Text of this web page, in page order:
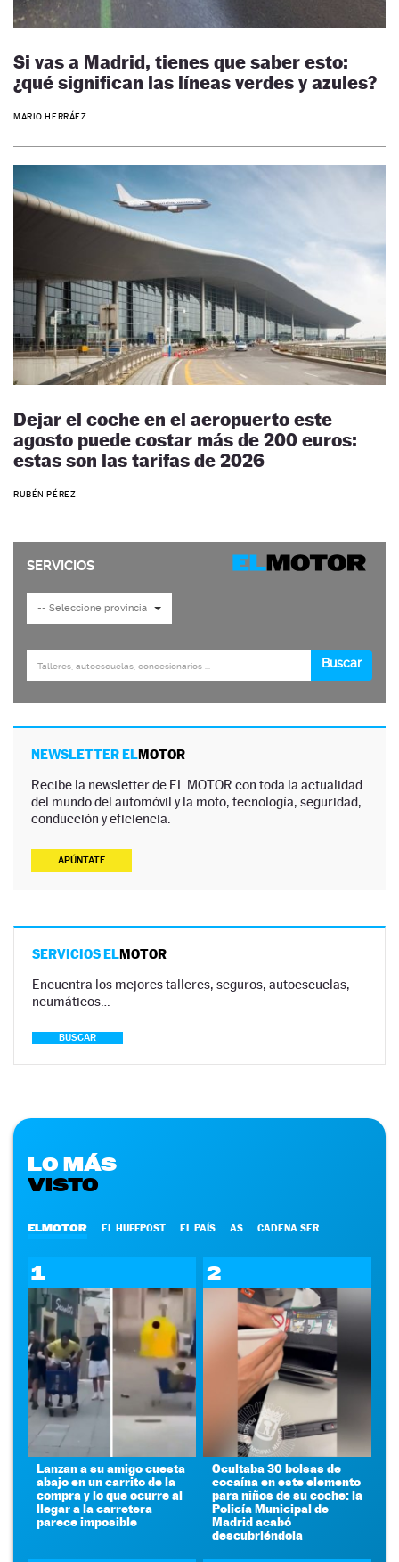
Si vas a Madrid, tienes que saber esto:
¿qué significan las líneas verdes y azules?
MARIO HERRÁEZ
Dejar el coche en el aeropuerto este
agosto puede costar más de 200 euros:
estas son las tarifas de 2026
RUBÉN PÉREZ
NEWSLETTER ELMOTOR
Recibe la newsletter de EL MOTOR con toda la actualidad
del mundo del automóvil y la moto, tecnología, seguridad,
conducción y eficiencia.
APÚNTATE
SERVICIOS ELMOTOR
Encuentra los mejores talleres, seguros, autoescuelas,
neumáticos…
BUSCAR
LO MÁS
VISTO
ELMOTOR EL HUFFPOST EL PAÍS AS CADENA SER
1
Lanzan a su amigo cuesta
abajo en un carrito de la
compra y lo que ocurre al
llegar a la carretera
parece imposible
2
Ocultaba 30 bolsas de
cocaína en este elemento
para niños de su coche: la
Policía Municipal de
Madrid acabó
descubriéndola